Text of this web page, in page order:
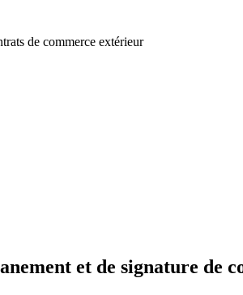
de commerce extérieur
et de signature de